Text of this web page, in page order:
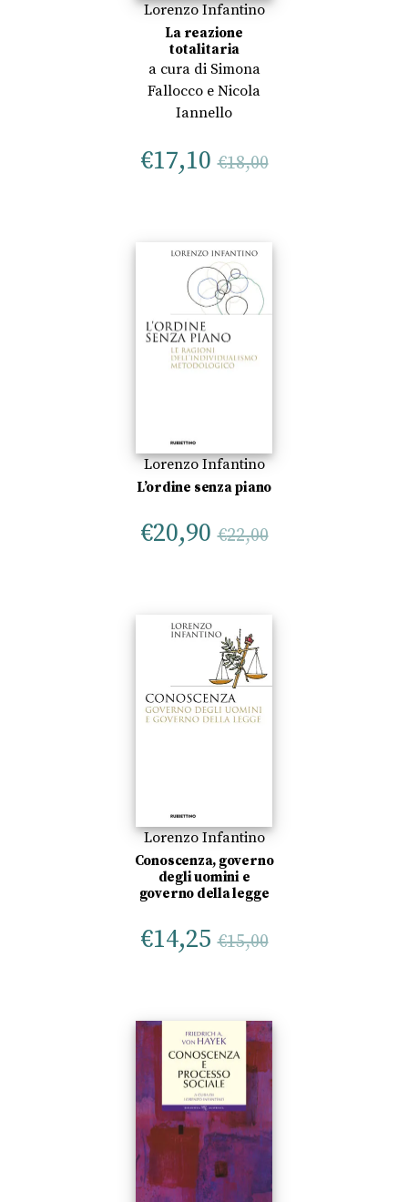
Lorenzo Infantino
La reazione
totalitaria
a cura di Simona
Fallocco e Nicola
Iannello
€17,10 €18,00
Lorenzo Infantino
L’ordine senza piano
€20,90 €22,00
Lorenzo Infantino
Conoscenza, governo
degli uomini e
governo della legge
€14,25 €15,00